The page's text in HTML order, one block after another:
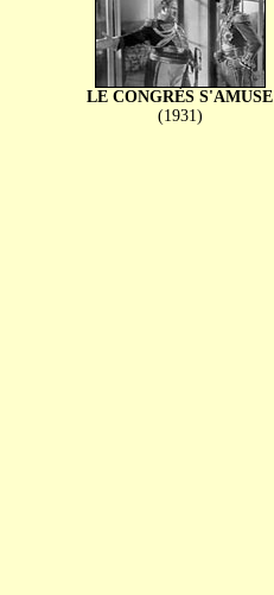
LE CONGRÈS S'AMUSE
(1931)